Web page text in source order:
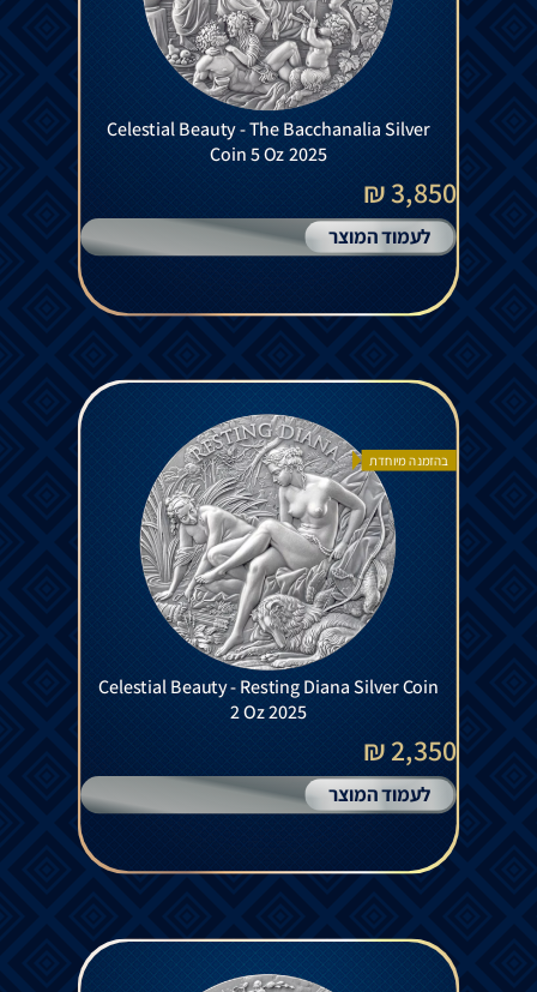
Celestial Beauty - The Bacchanalia Silver
Coin 5 Oz 2025
3,850 ₪
לעמוד המוצר
בהזמנה מיוחדת
Celestial Beauty - Resting Diana Silver Coin
2 Oz 2025
2,350 ₪
לעמוד המוצר